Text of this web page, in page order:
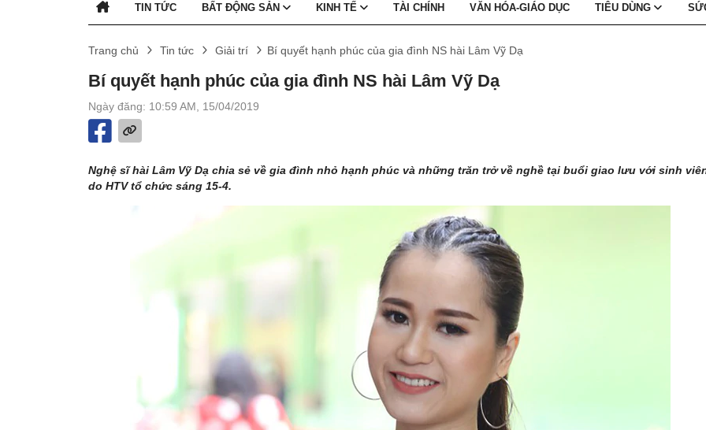
TIN TỨC BẤT ĐỘNG SẢN KINH TẾ TÀI CHÍNH VĂN HÓA-GIÁO DỤC TIÊU DÙNG
Trang chủ Tin tức Giải trí Bí quyết hạnh phúc của gia đình NS hài Lâm Vỹ Dạ
Bí quyết hạnh phúc của gia đình NS hài Lâm Vỹ Dạ
Ngày đăng: 10:59 AM, 15/04/2019
Nghệ sĩ hài Lâm Vỹ Dạ chia sẻ về gia đình nhỏ hạnh phúc và những trăn trở về nghề tại buổi giao lưu với sinh
do HTV tổ chức sáng 15-4.